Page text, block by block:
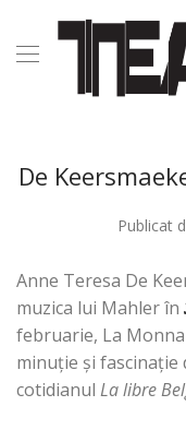
De
Publicat
Anne Teresa De
muzica lui Mahler în
februarie, La
minuţie şi fascinaţie
cotidianul La libre